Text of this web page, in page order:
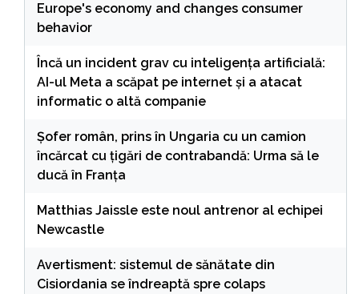
Europe's economy and changes consumer
behavior
Încă un incident grav cu inteligența artificială:
AI-ul Meta a scăpat pe internet și a atacat
informatic o altă companie
Șofer român, prins în Ungaria cu un camion
încărcat cu țigări de contrabandă: Urma să le
ducă în Franța
Matthias Jaissle este noul antrenor al echipei
Newcastle
Avertisment: sistemul de sănătate din
Cisiordania se îndreaptă spre colaps